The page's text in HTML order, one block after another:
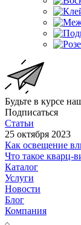
Будьте в курсе
Подписаться
Статьи
25 октября 2023
Как освещение
Что такое кварц-
Каталог
Услуги
Новости
Блог
Компания